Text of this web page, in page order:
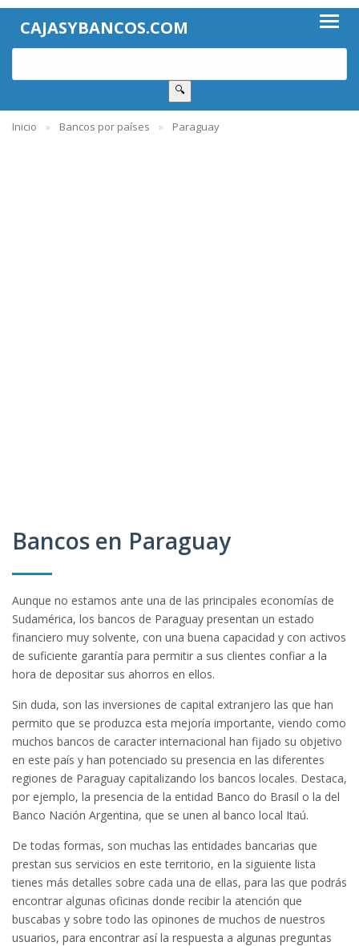
CAJASYBANCOS.COM
🔍
Inicio Bancos por países Paraguay
Bancos en Paraguay
Aunque no estamos ante una de las principales economías de
Sudamérica, los bancos de Paraguay presentan un estado
financiero muy solvente, con una buena capacidad y con activos
de suficiente garantía para permitir a sus clientes confiar a la
hora de depositar sus ahorros en ellos.
Sin duda, son las inversiones de capital extranjero las que han
permito que se produzca esta mejoría importante, viendo como
muchos bancos de caracter internacional han fijado su objetivo
en este país y han potenciado su presencia en las diferentes
regiones de Paraguay capitalizando los bancos locales. Destaca,
por ejemplo, la presencia de la entidad Banco do Brasil o la del
Banco Nación Argentina, que se unen al banco local Itaú.
De todas formas, son muchas las entidades bancarias que
prestan sus servicios en este territorio, en la siguiente lista
tienes más detalles sobre cada una de ellas, para las que podrás
encontrar algunas oficinas donde recibir la atención que
buscabas y sobre todo las opinones de muchos de nuestros
usuarios, para encontrar así la respuesta a algunas preguntas